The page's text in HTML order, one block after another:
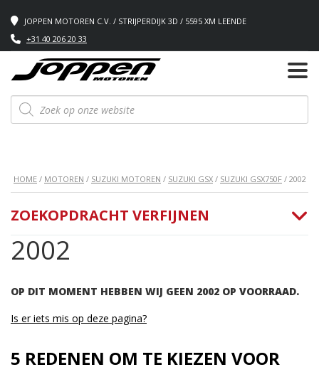
JOPPEN MOTOREN C.V. / STRIJPERDIJK 3D / 5595 XM LEENDE
+31 40 206 20 33
Producten
zoeken
HOME / MOTOREN / SUZUKI MOTOREN / SUZUKI GSX / SUZUKI GSX750F / 2002
2002
OP DIT MOMENT HEBBEN WIJ GEEN 2002 OP VOORRAAD.
ZOEKOPDRACHT VERFIJNEN
Is er iets mis op deze pagina?
5 REDENEN OM TE KIEZEN VOOR